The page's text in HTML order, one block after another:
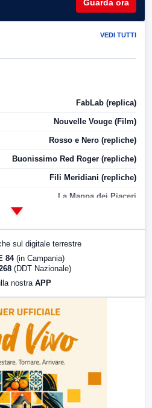
Guarda ora
VEDI TUTTI
FabLab (replica)
Nouvelle Vouge (Film)
Rosso e Nero (repliche)
Buonissimo Red Roger (repliche)
Fili Meridiani (repliche)
La Mappa dei Piaceri
LabNews (replica)
sul digitale terrestre
84 (in Campania)
(DDT Nazionale)
nostra APP